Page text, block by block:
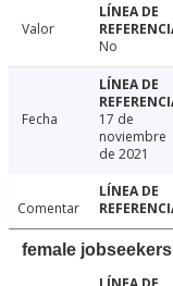
Valor
No
Fecha
17 de
noviembre
de 2021
Comentar
female jobseekers